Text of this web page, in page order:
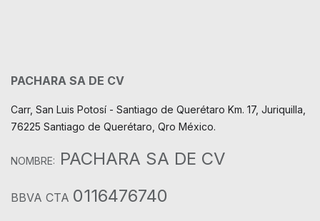
PACHARA SA DE CV
Carr, San Luis Potosí - Santiago de Querétaro Km. 17, Juriquilla,
76225 Santiago de Querétaro, Qro México.
NOMBRE: PACHARA SA DE CV
BBVA CTA 0116476740